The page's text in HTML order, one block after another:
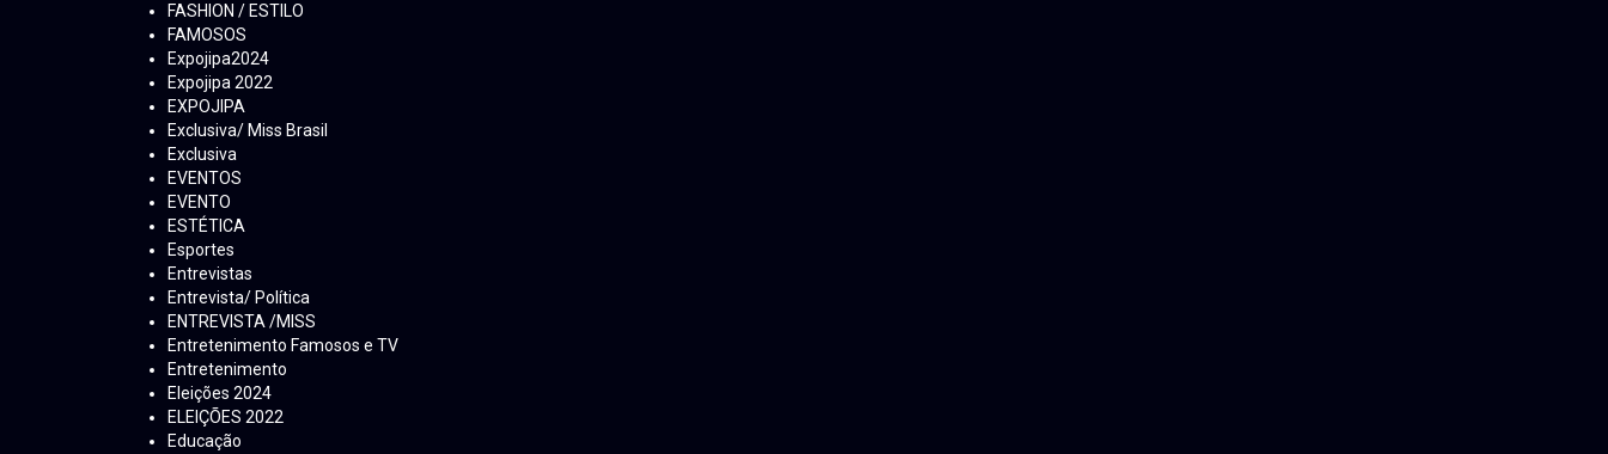
FASHION / ESTILO
FAMOSOS
Expojipa2024
Expojipa 2022
EXPOJIPA
Exclusiva/ Miss Brasil
Exclusiva
EVENTOS
EVENTO
ESTÉTICA
Esportes
Entrevistas
Entrevista/ Política
ENTREVISTA /MISS
Entretenimento Famosos e TV
Entretenimento
Eleições 2024
ELEIÇÕES 2022
Educação